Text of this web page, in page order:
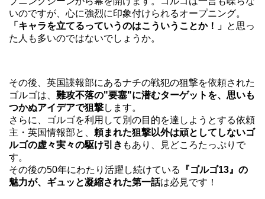
いのですが、心に強烈に印象付けられるオープニング。
「キャラを立てるっていうのはこういうことか！」 と思っ
た人も多いのではないでしょうか。
その後、英国諜報部にあるナチの戦犯の狙撃を依頼された
ゴルゴは、 難攻不落の"要塞"に潜むターゲットを、思いも
つかぬアイデアで狙撃します。
さらに、ゴルゴを利用して別の目的を達しようとする依頼
主・英国情報部と、 頼まれた狙撃以外は頑としてしないゴ
ルゴの虚々実々の駆け引き もあり、見どころたっぷりで
す。
その後の50年にわたり活躍し続けている
『ゴルゴ13』の
魅力が、ギュッと凝縮された第一話は必見です！